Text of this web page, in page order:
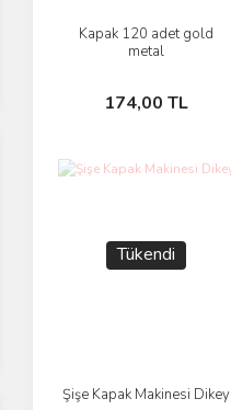
Kapak 120 adet gold
metal
174,00 TL
İncele
Sepete Ekle
Tükendi
Şişe Kapak Makinesi Dikey
İncele